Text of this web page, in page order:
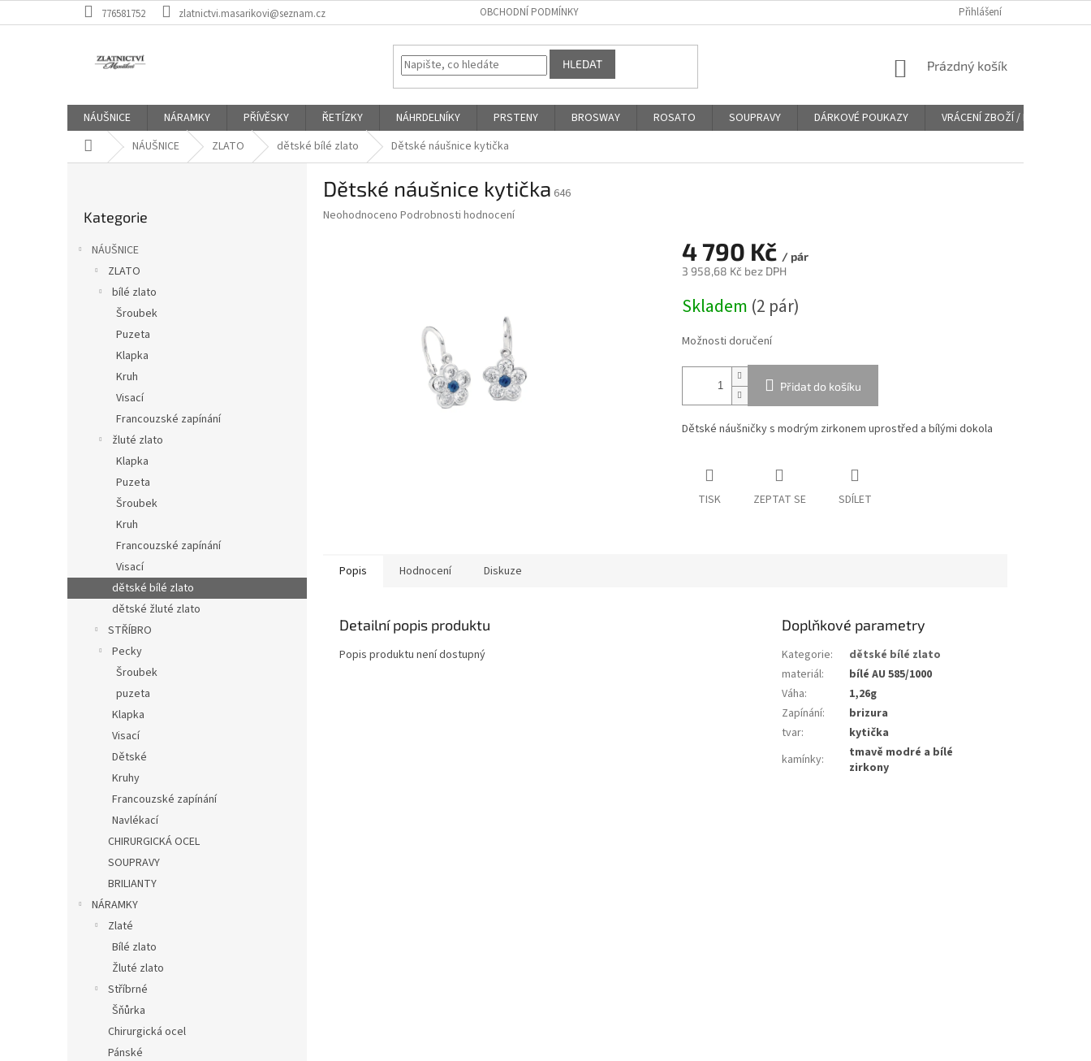
na
776581752 zlatnictvi.masarikovi@seznam.cz OBCHODNÍ PODMÍNKY Přihlášení
HLEDAT
NÁKUPNÍ
Prázdný košík
NÁUŠNICE NÁRAMKY PŘÍVĚSKY ŘETÍZKY NÁHRDELNÍKY PRSTENY BROSWAY ROSATO SOUPRAVY DÁRKOVÉ POUKAZY
VRÁCENÍ ZBOŽÍ / REKLAMACE
Domů NÁUŠNICE ZLATO dětské bílé zlato Dětské náušnice kytička
kategorie
Kategorie
NÁUŠNICE
ZLATO
bílé zlato
Šroubek
Puzeta
Klapka
Kruh
Visací
Francouzské zapínání
žluté zlato
Klapka
Puzeta
Šroubek
Kruh
Francouzské zapínání
Visací
dětské bílé zlato
dětské žluté zlato
STŘÍBRO
Pecky
Šroubek
puzeta
Klapka
Visací
Dětské
Kruhy
Francouzské zapínání
Navlékací
CHIRURGICKÁ OCEL
SOUPRAVY
BRILIANTY
NÁRAMKY
Zlaté
Bílé zlato
Žluté zlato
Stříbrné
Šňůrka
Chirurgická ocel
Pánské
Dětské náušnice kytička 646
Průměrné
Neohodnoceno Podrobnosti hodnocení
4 790 Kč / pár
3 958,68 Kč bez DPH
cena:
Skladem (2 pár)
Možnosti doručení
Přidat do košíku
Dětské náušničky s modrým zirkonem uprostřed a bílými dokola
TISK ZEPTAT SE SDÍLET
Popis Hodnocení Diskuze
Detailní popis produktu
Popis produktu není dostupný
Doplňkové parametry
Kategorie:
dětské bílé zlato
materiál:
bílé AU 585/1000
Váha:
1,26g
Zapínání:
brizura
tvar:
kytička
kamínky:
tmavě modré a bílé
zirkony